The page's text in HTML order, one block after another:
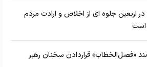
اربعین جلوه ای از اخلاص و ارادت مردم
است
«فصل‌الخطاب» قراردادن سخنان رهبر